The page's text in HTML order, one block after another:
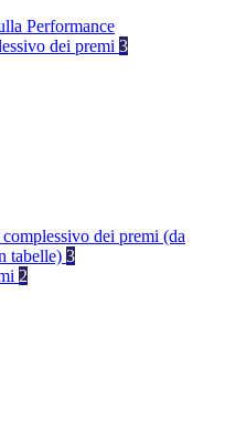
Performance
dei premi 3
dei premi (da
tabelle) 3
2